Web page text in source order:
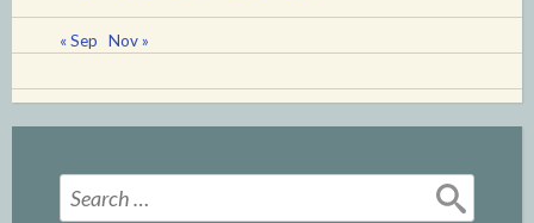
« Sep Nov »
Search
for: